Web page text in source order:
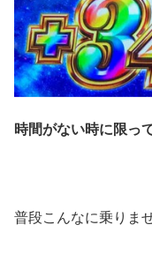
時間がない時に限っ
普段こんなに乗りま